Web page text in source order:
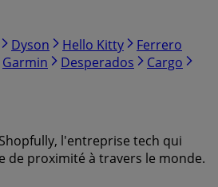
Dyson Hello Kitty
Ferrero
Garmin Desperados
Cargo
l'entreprise tech qui
de proximité à travers le monde.